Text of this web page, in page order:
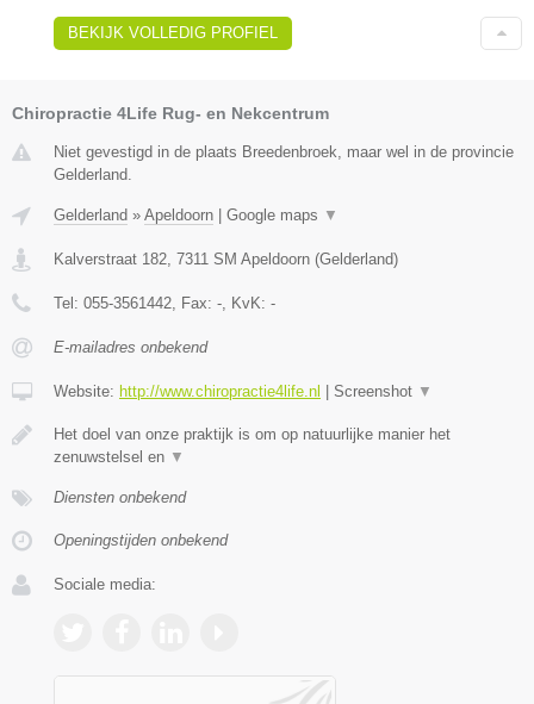
BEKIJK VOLLEDIG PROFIEL
Chiropractie 4Life Rug- en Nekcentrum
Niet gevestigd in de plaats Breedenbroek, maar wel in de provincie
Gelderland.
Gelderland » Apeldoorn Google maps ▼
Kalverstraat 182 7311 SM Apeldoorn (Gelderland)
Tel: 055-3561442 , Fax: - , KvK: -
E-mailadres onbekend
Website: http://www.chiropractie4life.nl Screenshot ▼
Het doel van onze praktijk is om op natuurlijke manier het
zenuwstelsel en ▼
Diensten onbekend
Openingstijden onbekend
Sociale media: